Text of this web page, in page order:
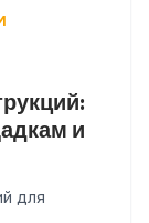
и
для